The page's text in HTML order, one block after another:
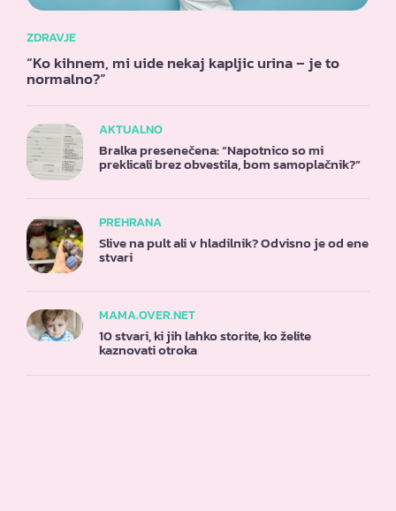
ZDRAVJE
“Ko kihnem, mi uide nekaj kapljic urina – je to
normalno?”
AKTUALNO
Bralka presenečena: “Napotnico so mi
preklicali brez obvestila, bom samoplačnik?”
PREHRANA
Slive na pult ali v hladilnik? Odvisno je od ene
stvari
MAMA.OVER.NET
10 stvari, ki jih lahko storite, ko želite
kaznovati otroka